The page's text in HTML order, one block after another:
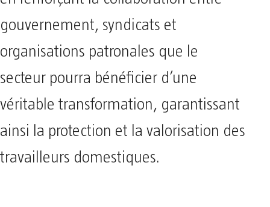
gouvernement, syndicats et
organisations patronales que le
secteur pourra bénéficier d’une
véritable transformation, garantissant
ainsi la protection et la valorisation des
travailleurs domestiques.